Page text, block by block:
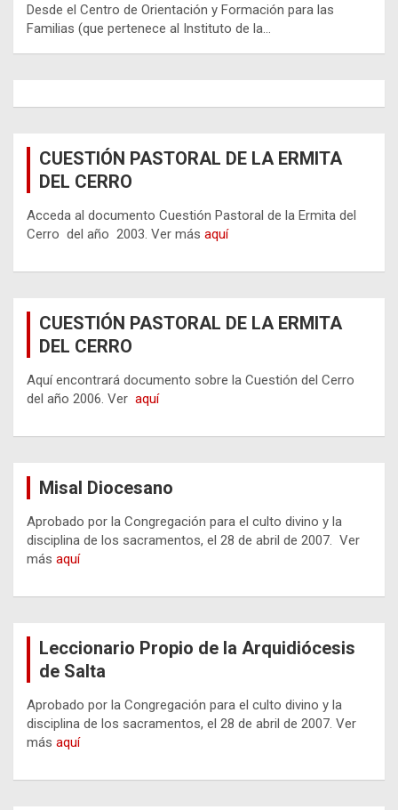
Desde el Centro de Orientación y Formación para las
Familias (que pertenece al Instituto de la…
CUESTIÓN PASTORAL DE LA ERMITA
DEL CERRO
Acceda al documento Cuestión Pastoral de la Ermita del
Cerro del año 2003. Ver más aquí
CUESTIÓN PASTORAL DE LA ERMITA
DEL CERRO
Aquí encontrará documento sobre la Cuestión del Cerro
del año 2006. Ver aquí
Misal Diocesano
Aprobado por la Congregación para el culto divino y la
disciplina de los sacramentos, el 28 de abril de 2007. Ver
más aquí
Leccionario Propio de la Arquidiócesis
de Salta
Aprobado por la Congregación para el culto divino y la
disciplina de los sacramentos, el 28 de abril de 2007. Ver
más aquí